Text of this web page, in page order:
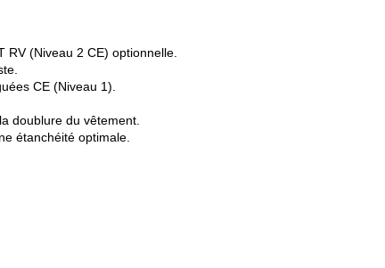
RV (Niveau 2 CE) optionnelle.
CE (Niveau 1).
doublure du vêtement.
étanchéité optimale.